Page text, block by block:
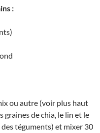
:
ou autre (voir plus haut
graines de chia, le lin et le
téguments) et mixer 30